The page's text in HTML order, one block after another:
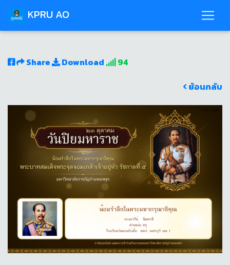
KPRU AO
Share Download
94
ย้อนกลับ